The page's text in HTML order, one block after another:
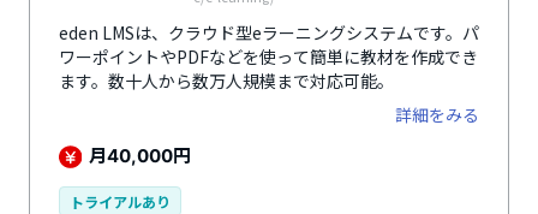
eden LMSは、クラウド型eラーニングシステムです。パ
ワーポイントやPDFなどを使って簡単に教材を作成でき
ます。数十人から数万人規模まで対応可能。
詳細をみる
月40,000円
トライアルあり